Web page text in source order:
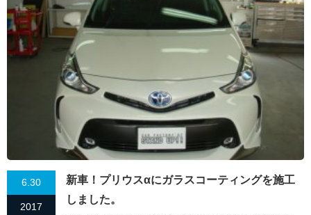
6.30
2017
新車！プリウスαにガラスコーティングを施工
しました。